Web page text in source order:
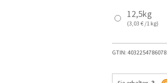
12,5kg
(3,03 € /1 kg)
GTIN: 4032254786078